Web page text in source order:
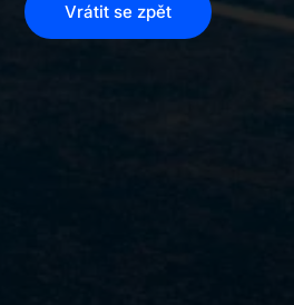
Vrátit se zpět